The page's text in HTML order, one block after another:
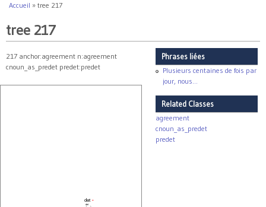
Vous êtes ici
Accueil » tree 217
tree 217
217 anchor:agreement n:agreement
cnoun_as_predet predet:predet
det
det
-
Phrases liées
Plusieurs centaines de fois par
jour, nous...
Related Classes
agreement
cnoun_as_predet
predet